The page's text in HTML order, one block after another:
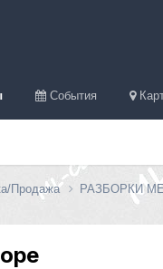
События
Продажа РАЗБОРКИ